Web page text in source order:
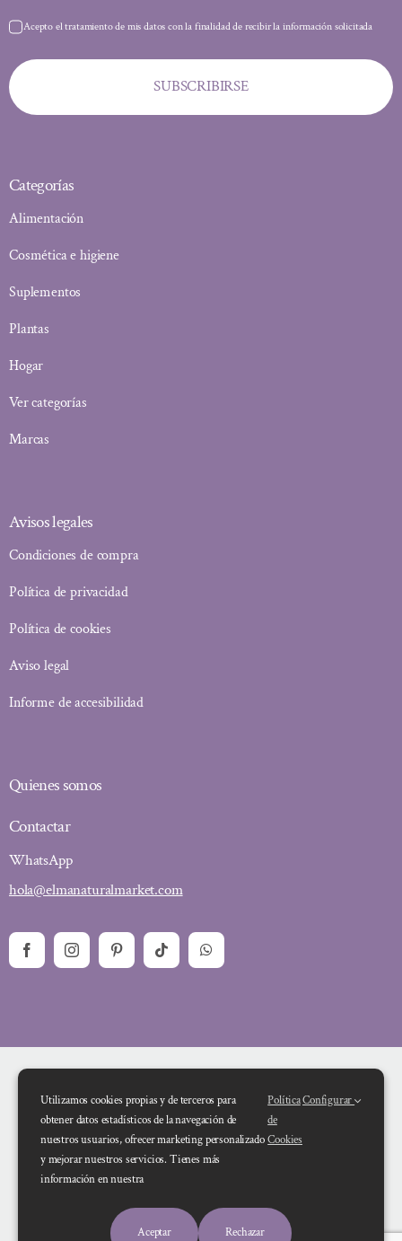
Acepto el tratamiento de mis datos con la finalidad de recibir la información solicitada
SUBSCRIBIRSE
Categorías
Alimentación
Cosmética e higiene
Suplementos
Plantas
Hogar
Ver categorías
Marcas
Avisos legales
Condiciones de compra
Política de privacidad
Política de cookies
Aviso legal
Informe de accesibilidad
Quienes somos
Contactar
WhatsApp
hola@elmanaturalmarket.com
Financiado por la Unión Europea – NextGenerationEU. Sin embargo, los
autores y no reflejan necesariamente los de la Unión Europea o la Comisión
Europea. Ni la Unión Europea ni la Comisión Europea pueden ser consideradas
Utilizamos cookies propias y de terceros para
obtener datos estadísticos de la navegación de
nuestros usuarios, ofrecer marketing personalizado
y mejorar nuestros servicios. Tienes más
información en nuestra
Política
de
Cookies
Configurar
Aceptar Rechazar